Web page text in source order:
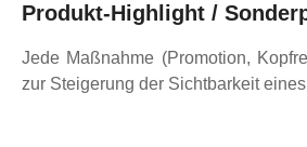
Produkt-Highlight /
Jede Maßnahme (Promotion,
zur Steigerung der Sichtbarkeit